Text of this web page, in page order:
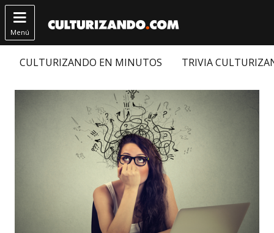

Menú
CULTURIZANDO EN MINUTOS TRIVIA